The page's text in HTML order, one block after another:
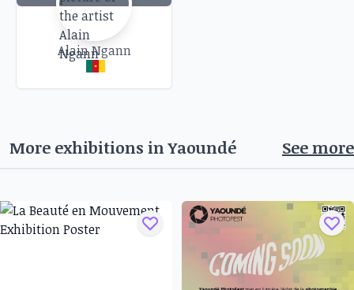
Alain Ngann
More exhibitions inYaoundé See more